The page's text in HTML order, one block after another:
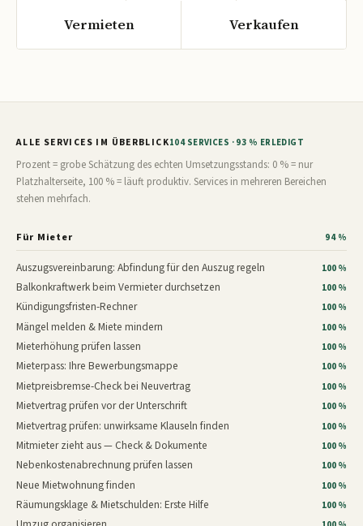
Vermieten Verkaufen
ALLE SERVICES IM ÜBERBLICK104 SERVICES · 93 % ERLEDIGT
Prozent = grobe Schätzung des echten Umsetzungsstands: 0 % = nur
Platzhalterseite, 100 % = läuft produktiv. Services in mehreren Bereichen
stehen mehrfach.
Für Mieter 94 %
Auszugsvereinbarung: Abfindung für den Auszug regeln 100 %
Balkonkraftwerk beim Vermieter durchsetzen 100 %
Kündigungsfristen-Rechner 100 %
Mängel melden & Miete mindern 100 %
Mieterhöhung prüfen lassen 100 %
Mieterpass: Ihre Bewerbungsmappe 100 %
Mietpreisbremse-Check bei Neuvertrag 100 %
Mietvertrag prüfen vor der Unterschrift 100 %
Mietvertrag prüfen: unwirksame Klauseln finden 100 %
Mitmieter zieht aus — Check & Dokumente 100 %
Nebenkostenabrechnung prüfen lassen 100 %
Neue Mietwohnung finden 100 %
Räumungsklage & Mietschulden: Erste Hilfe 100 %